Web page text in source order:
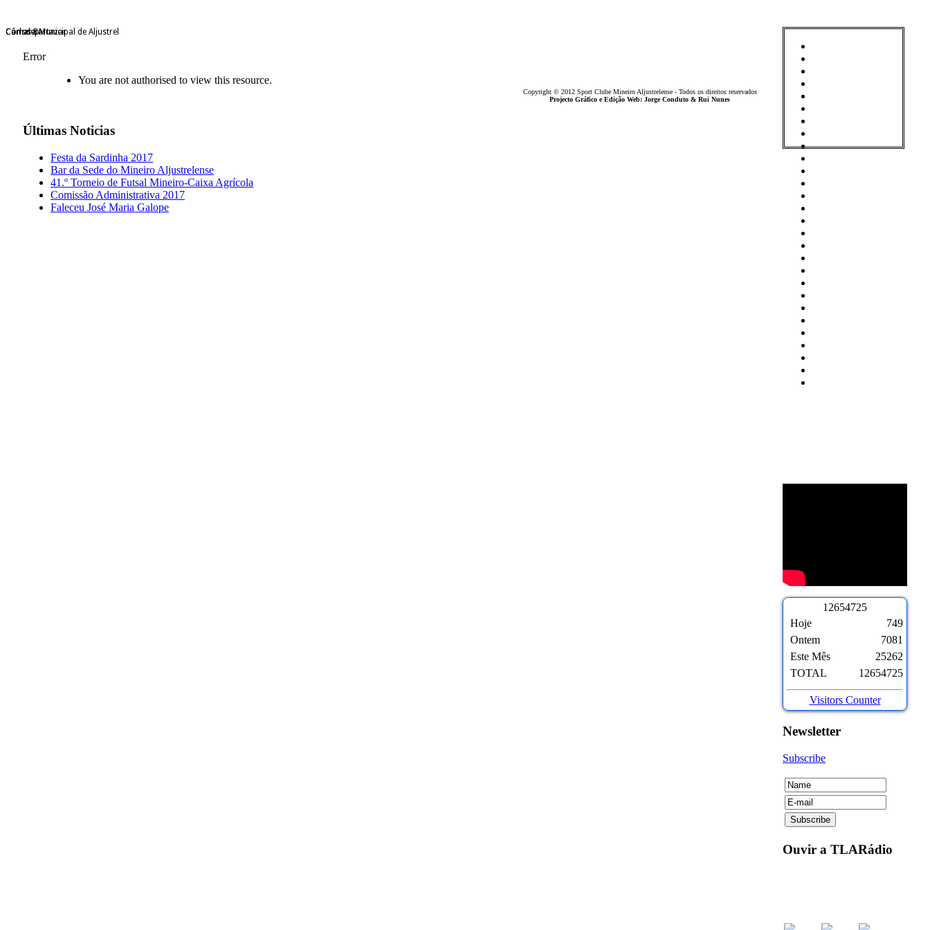
Câmara Municipal de Aljustrel
Consdep
Carlos Bartazar
12654725
Hoje
Ontem
Este Mês
TOTAL
749
7081
25262
12654725
Visitors Counter
Newsletter
Subscribe
Ouvir a TLARádio
Error
You are not authorised to view this resource.
Últimas Noticias
Festa da Sardinha 2017
Bar da Sede do Mineiro Aljustrelense
41.º Torneio de Futsal Mineiro-Caixa Agrícola
Comissão Administrativa 2017
Faleceu José Maria Galope
Copyright © 2012 Sport Clube Mineiro Aljustrelense - Todos os direitos reservados
Projecto Gráfico e Edição Web: Jorge Conduto & Rui Nunes